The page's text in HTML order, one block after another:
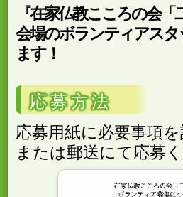
『在家仏教こころの会
会場のボランティアス
ます！
応募方法
応募用紙に必要事項
または郵送にて応募く